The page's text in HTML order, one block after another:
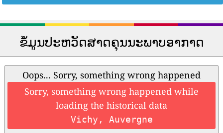
ຂໍ້ມູນປະຫວັດສາດຄຸນນະພາບອາກາດ
Oops... Sorry, something wrong happened
Sorry, something wrong happened while
loading the historical data
Vichy, Auvergne